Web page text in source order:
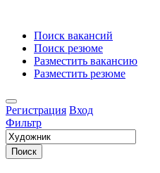
Поиск вакансий
Поиск резюме
Разместить вакансию
Разместить резюме
Регистрация Вход
Фильтр
Поиск